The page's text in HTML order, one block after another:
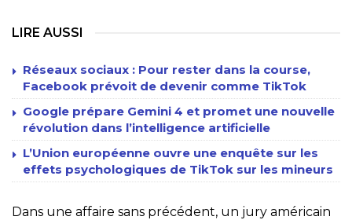
LIRE AUSSI
Réseaux sociaux : Pour rester dans la course,
Facebook prévoit de devenir comme TikTok
Google prépare Gemini 4 et promet une nouvelle
révolution dans l’intelligence artificielle
L’Union européenne ouvre une enquête sur les
effets psychologiques de TikTok sur les mineurs
Dans une affaire sans précédent, un jury américain